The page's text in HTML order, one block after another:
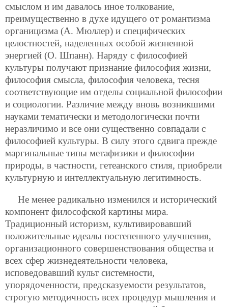
смыслом и им давалось иное толкование,
преимущественно в духе идущего от романтизма
органицизма (А. Мюллер) и специфических
целостностей, наделенных особой жизненной
энергией (О. Шпанн). Наряду с философией
культуры получают признание философия жизни,
философия смысла, философия человека, тесня
соответствующие им отделы социальной философии
и социологии. Различие между вновь возникшими
науками тематически и методологически почти
неразличимо и все они существенно совпадали с
философией культуры. В силу этого сдвига прежде
маргинальные типы метафизики и философии
природы, в частности, гетеанского стиля, приобрели
культурную и интеллектуальную легитимность.
Не менее радикально изменился и исторический
компонент философской картины мира.
Традиционный историзм, культивировавший
положительные идеалы постепенного улучшения,
организационного совершенствования общества и
всех сфер жизнедеятельности человека,
исповедовавший культ системности,
упорядоченности, предсказуемости результатов,
строгую методичность всех процедур мышления и